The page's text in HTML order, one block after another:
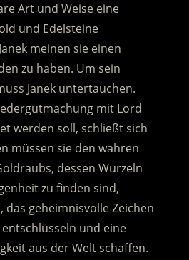
Art und Weise eine
und Edelsteine
meinen sie einen
zu haben. Um sein
Janek untertauchen.
mit Lord
werden soll, schließt sich
müssen sie den wahren
dessen Wurzeln
zu finden sind,
das geheimnisvolle Zeichen
und eine
aus der Welt schaffen.